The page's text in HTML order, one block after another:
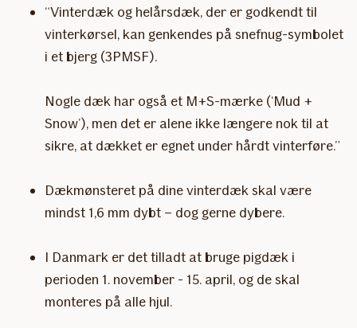
“Vinterdæk og helårsdæk, der er godkendt til
vinterkørsel, kan genkendes på snefnug-symbolet
i et bjerg (3PMSF).
Nogle dæk har også et M+S-mærke (‘Mud +
Snow’), men det er alene ikke længere nok til at
sikre, at dækket er egnet under hårdt vinterføre.”
Dækmønsteret på dine vinterdæk skal være
mindst 1,6 mm dybt – dog gerne dybere.
I Danmark er det tilladt at bruge pigdæk i
perioden 1. november - 15. april, og de skal
monteres på alle hjul.